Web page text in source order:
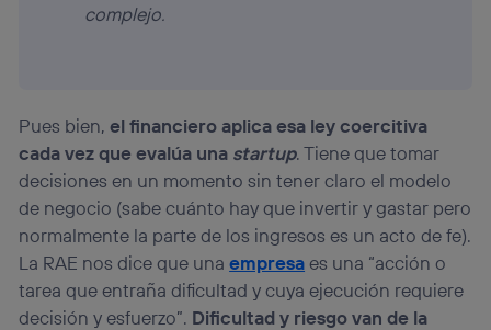
complejo.
Pues bien,el financiero aplica esa ley coercitiva
cada vez que evalúa una startup. Tiene que tomar
decisiones en un momento sin tener claro el modelo
de negocio (sabe cuánto hay que invertir y gastar pero
normalmente la parte de los ingresos es un acto de fe).
La RAE nos dice que unaempresaes una “acción o
tarea que entraña dificultad y cuya ejecución requiere
decisión y esfuerzo”. Dificultad y riesgo van de la